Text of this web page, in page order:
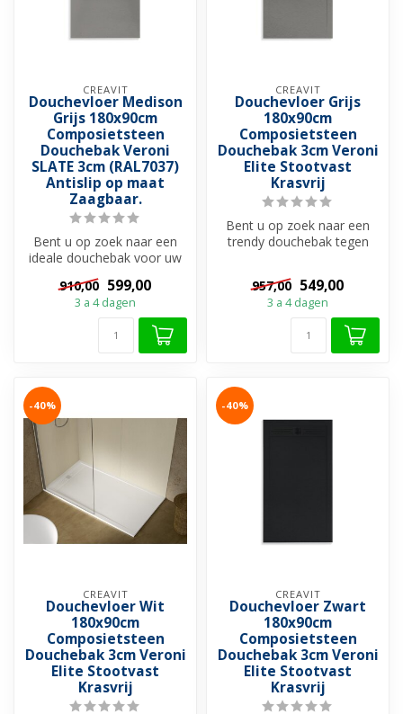
CREAVIT
Douchevloer Medison
Grijs 180x90cm
Composietsteen
Douchebak Veroni
SLATE 3cm (RAL7037)
Antislip op maat
Zaagbaar.
Bent u op zoek naar een
ideale douchebak voor uw
douchevloer?
Douchebakken zijn ...
910,00 599,00
3 a 4 dagen
CREAVIT
Douchevloer Grijs
180x90cm
Composietsteen
Douchebak 3cm Veroni
Elite Stootvast
Krasvrij
Bent u op zoek naar een
trendy douchebak tegen
deze ...
957,00 549,00
3 a 4 dagen
-40%
CREAVIT
Douchevloer Wit
180x90cm
Composietsteen
Douchebak 3cm Veroni
Elite Stootvast
Krasvrij
-40%
CREAVIT
Douchevloer Zwart
180x90cm
Composietsteen
Douchebak 3cm Veroni
Elite Stootvast
Krasvrij